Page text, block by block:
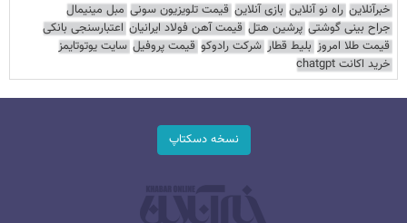
خبرآنلاین راه نو آنلاین بازی آنلاین قیمت تلویزیون سونی مبل مینیمال
جراح بینی گوشتی پرشین هتل قیمت آهن فولاد ایرانیان اعتبارسنجی بانکی
قیمت طلا امروز بلیط قطار شرکت رادوکو قیمت پروفیل سایت یوتوتایمز
خرید اکانت chatgpt
نسخه دسکتاپ